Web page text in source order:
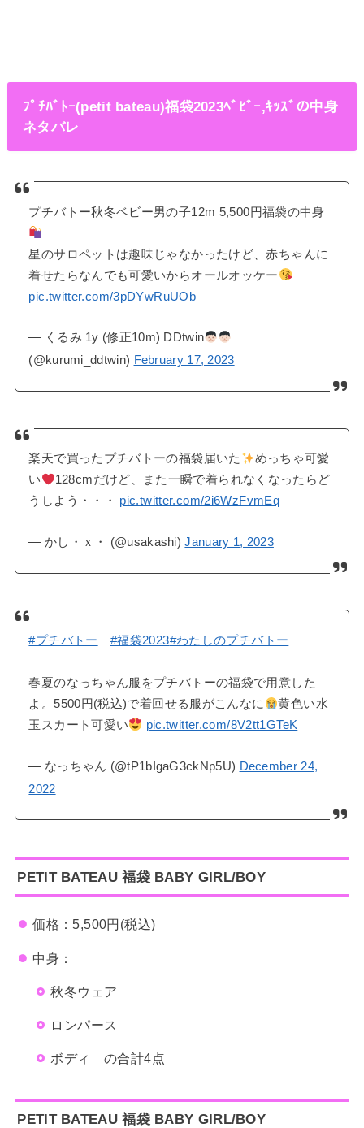
ﾌﾟﾁﾊﾞﾄｰ(petit bateau)福袋2023ﾍﾞﾋﾞｰ,ｷｯｽﾞの中身
ネタバレ
プチバトー秋冬ベビー男の子12m 5,500円福袋の中身
星のサロペットは趣味じゃなかったけど、赤ちゃんに
着せたらなんでも可愛いからオールオッケー
pic.twitter.com/3pDYwRuUOb
— くるみ 1y (修正10m) DDtwin
(@kurumi_ddtwin) February 17, 2023
楽天で買ったプチバトーの福袋届いた
めっちゃ可愛
い
128cmだけど、また一瞬で着られなくなったらど
うしよう・・・ pic.twitter.com/2i6WzFvmEq
— かし・ｘ・ (@usakashi)January 1, 2023
#プチバトー #福袋2023#わたしのプチバトー
春夏のなっちゃん服をプチバトーの福袋で用意した
よ。5500円(税込)で着回せる服がこんなに
黄色い水
玉スカート可愛い
pic.twitter.com/8V2tt1GTeK
— なっちゃん (@tP1bIgaG3ckNp5U) December 24,
2022
PETIT BATEAU福袋BABY GIRL/BOY
価格：5,500円(税込)
中身：
秋冬ウェア
ロンパース
ボディ の合計4点
PETIT BATEAU福袋BABY GIRL/BOY